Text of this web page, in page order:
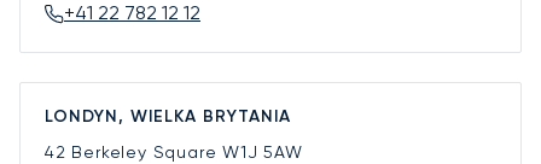
+41 22 782 12 12
LONDYN, WIELKA BRYTANIA
42 Berkeley SquareW1J 5AW